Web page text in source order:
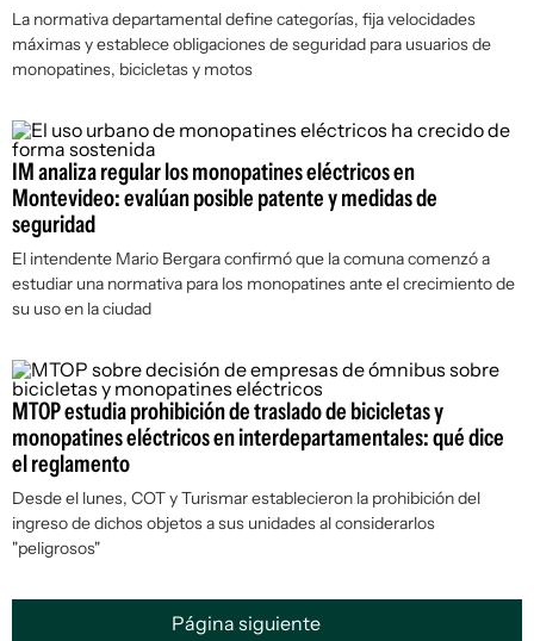
La normativa departamental define categorías, fija velocidades
máximas y establece obligaciones de seguridad para usuarios de
monopatines, bicicletas y motos
IM analiza regular los monopatines eléctricos en
Montevideo: evalúan posible patente y medidas de
seguridad
El intendente Mario Bergara confirmó que la comuna comenzó a
estudiar una normativa para los monopatines ante el crecimiento de
su uso en la ciudad
MTOP estudia prohibición de traslado de bicicletas y
monopatines eléctricos en interdepartamentales: qué dice
el reglamento
Desde el lunes, COT y Turismar establecieron la prohibición del
ingreso de dichos objetos a sus unidades al considerarlos
"peligrosos"
Página siguiente